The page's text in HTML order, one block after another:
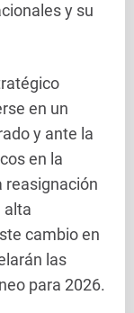
y su
en un
y ante la
en la
reasignación
alta
cambio en
las
para 2026.